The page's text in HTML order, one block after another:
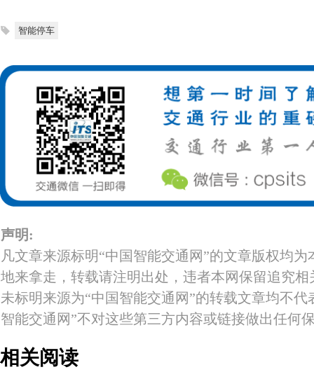
智能停车
声明:
凡文章来源标明“中国智能交通网”的文章版权均
地来拿走，转载请注明出处，违者本网保留追究
未标明来源为“中国智能交通网”的转载文章均不
智能交通网”不对这些第三方内容或链接做出任何
相关阅读